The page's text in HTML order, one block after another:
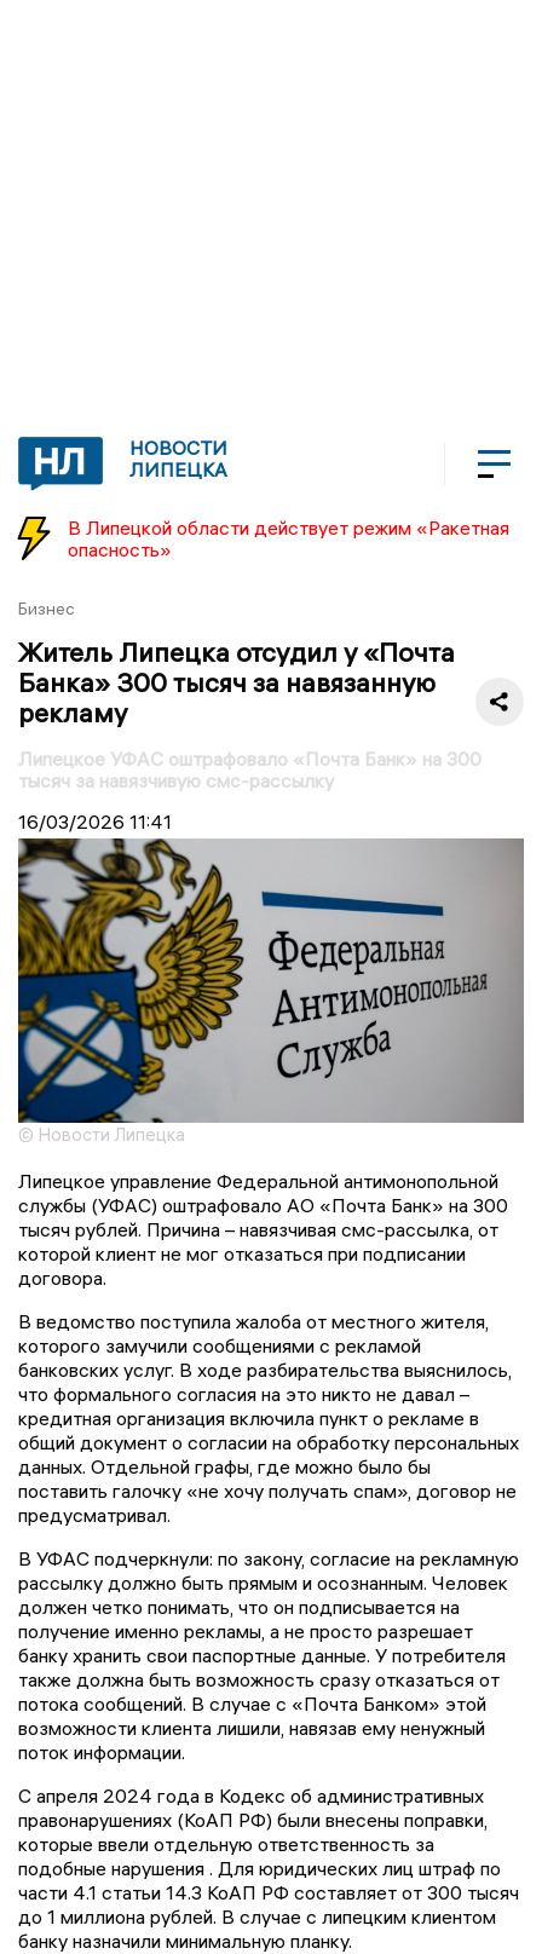
НОВОСТИ
ЛИПЕЦКА
В Липецкой области действует режим «Ракетная
опасность»
Бизнес
Житель Липецка отсудил у «Почта
Банка» 300 тысяч за навязанную
рекламу
Липецкое УФАС оштрафовало «Почта Банк» на 300
тысяч за навязчивую смс-рассылку
16/03/2026 11:41
© Новости Липецка
Липецкое управление Федеральной антимонопольной
службы (УФАС) оштрафовало АО «Почта Банк» на 300
тысяч рублей. Причина – навязчивая смс-рассылка, от
которой клиент не мог отказаться при подписании
договора.
В ведомство поступила жалоба от местного жителя,
которого замучили сообщениями с рекламой
банковских услуг. В ходе разбирательства выяснилось,
что формального согласия на это никто не давал –
кредитная организация включила пункт о рекламе в
общий документ о согласии на обработку персональных
данных. Отдельной графы, где можно было бы
поставить галочку «не хочу получать спам», договор не
предусматривал.
В УФАС подчеркнули: по закону, согласие на рекламную
рассылку должно быть прямым и осознанным. Человек
должен четко понимать, что он подписывается на
получение именно рекламы, а не просто разрешает
банку хранить свои паспортные данные. У потребителя
также должна быть возможность сразу отказаться от
потока сообщений. В случае с «Почта Банком» этой
возможности клиента лишили, навязав ему ненужный
поток информации.
С апреля 2024 года в Кодекс об административных
правонарушениях (КоАП РФ) были внесены поправки,
которые ввели отдельную ответственность за
подобные нарушения . Для юридических лиц штраф по
части 4.1 статьи 14.3 КоАП РФ составляет от 300 тысяч
до 1 миллиона рублей. В случае с липецким клиентом
банку назначили минимальную планку.